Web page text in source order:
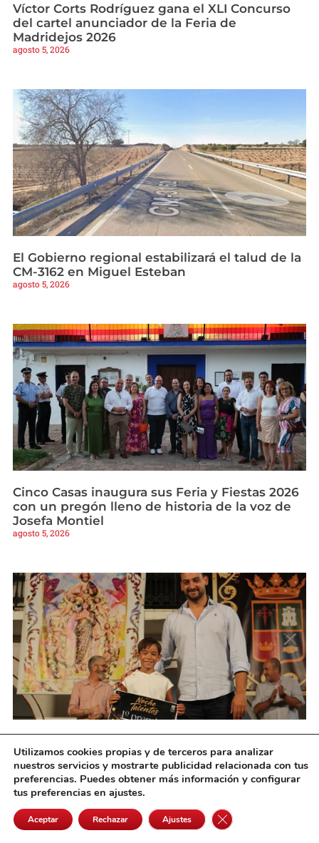
Víctor Corts Rodríguez gana el XLI Concurso
del cartel anunciador de la Feria de
Madridejos 2026
agosto 5, 2026
El Gobierno regional estabilizará el talud de la
CM-3162 en Miguel Esteban
agosto 5, 2026
Cinco Casas inaugura sus Feria y Fiestas 2026
con un pregón lleno de historia de la voz de
Josefa Montiel
agosto 5, 2026
Noche de Talentos de Pedro Muñoz
agosto 5, 2026
Utilizamos cookies propias y de terceros para analizar
nuestros servicios y mostrarte publicidad relacionada con tus
preferencias. Puedes obtener más información y configurar
tus preferencias en ajustes.
Aceptar Rechazar Ajustes Cerrar el banner de